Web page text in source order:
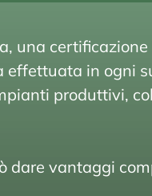
una certificazione
effettuata in ogni
produttivi,
dare vantaggi